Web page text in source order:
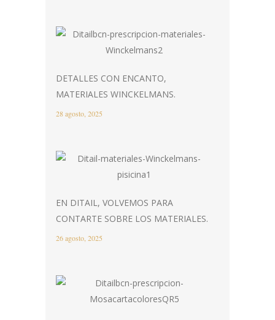
DETALLES CON ENCANTO,
MATERIALES WINCKELMANS.
28 agosto, 2025
EN DITAIL, VOLVEMOS PARA
CONTARTE SOBRE LOS MATERIALES.
26 agosto, 2025